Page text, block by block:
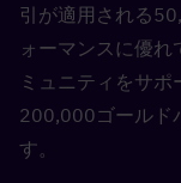
引が適用される
ォーマンスに優
ミュニティをサ
200,000ゴールド
す。